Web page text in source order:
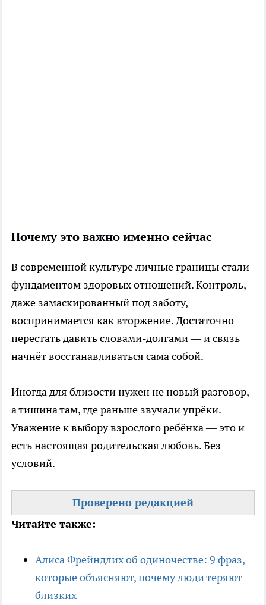
Почему это важно именно сейчас
В современной культуре личные границы стали
фундаментом здоровых отношений. Контроль,
даже замаскированный под заботу,
воспринимается как вторжение. Достаточно
перестать давить словами-долгами — и связь
начнёт восстанавливаться сама собой.
Иногда для близости нужен не новый разговор,
а тишина там, где раньше звучали упрёки.
Уважение к выбору взрослого ребёнка — это и
есть настоящая родительская любовь. Без
условий.
Проверено редакцией
Читайте также:
Алиса Фрейндлих об одиночестве: 9 фраз,
которые объясняют, почему люди теряют
близких